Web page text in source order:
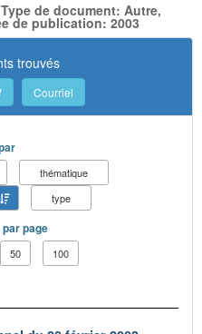
de document: Autre,
de publication: 2003
trouvés
Courriel
thématique
type
page
50 100